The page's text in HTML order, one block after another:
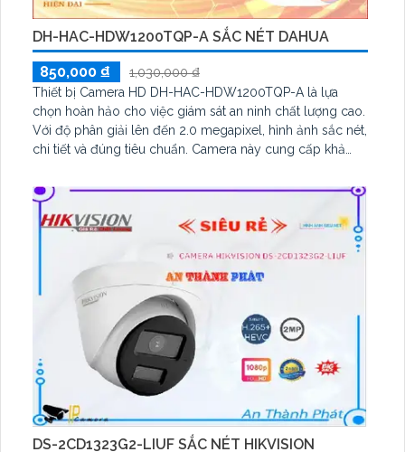
DH-HAC-HDW1200TQP-A SẮC NÉT DAHUA
850,000 ₫
1,030,000 ₫
Thiết bị Camera HD DH-HAC-HDW1200TQP-A là lựa
chọn hoàn hảo cho việc giám sát an ninh chất lượng cao.
Với độ phân giải lên đến 2.0 megapixel, hình ảnh sắc nét,
chi tiết và đúng tiêu chuẩn. Camera này cung cấp khả
đến 40m
DS-2CD1323G2-LIUF SẮC NÉT HIKVISION